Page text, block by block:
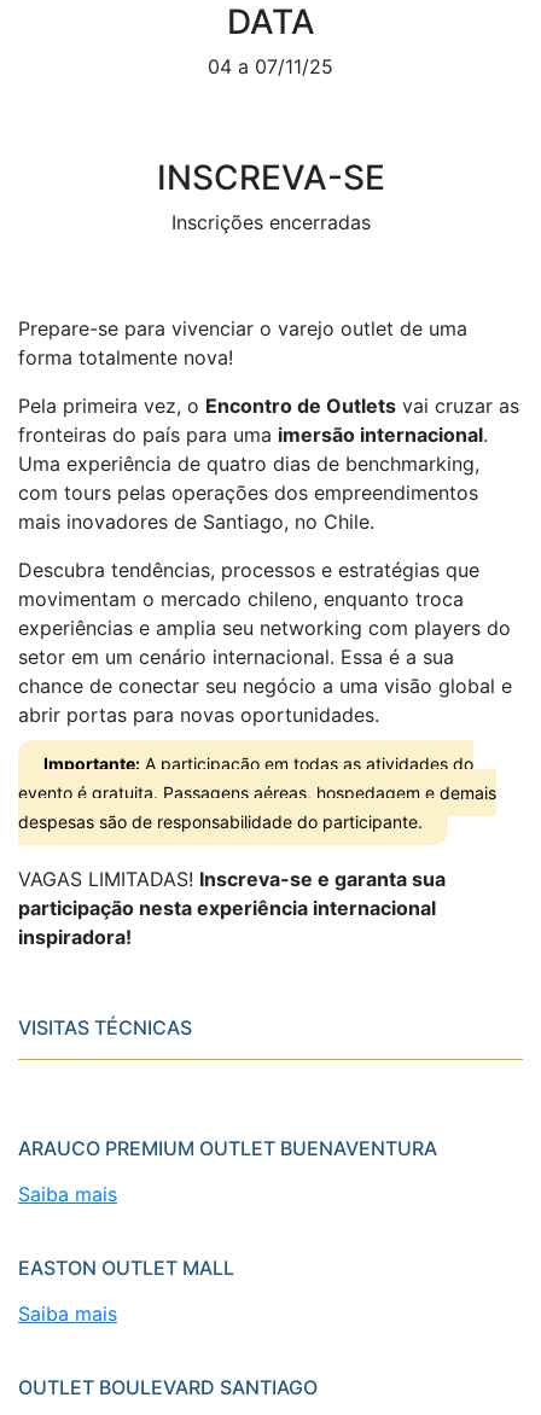
DATA
04 a 07/11/25
INSCREVA-SE
Inscrições encerradas
Prepare-se para vivenciar o varejo outlet de uma
forma totalmente nova!
Pela primeira vez, o Encontro de Outlets vai cruzar as
fronteiras do país para uma imersão internacional.
Uma experiência de quatro dias de benchmarking,
com tours pelas operações dos empreendimentos
mais inovadores de Santiago, no Chile.
Descubra tendências, processos e estratégias que
movimentam o mercado chileno, enquanto troca
experiências e amplia seu networking com players do
setor em um cenário internacional. Essa é a sua
chance de conectar seu negócio a uma visão global e
abrir portas para novas oportunidades.
Importante:A participação em todas as atividades do
evento é gratuita. Passagens aéreas, hospedagem e demais
despesas são de responsabilidade do participante.
VAGAS LIMITADAS! Inscreva-se e garanta sua
participação nesta experiência internacional
inspiradora!
VISITAS TÉCNICAS
ARAUCO PREMIUM OUTLET BUENAVENTURA
Saiba mais
EASTON OUTLET MALL
Saiba mais
OUTLET BOULEVARD SANTIAGO